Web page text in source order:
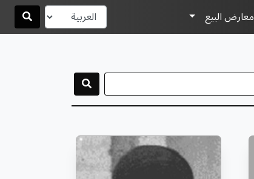
معارض البيع